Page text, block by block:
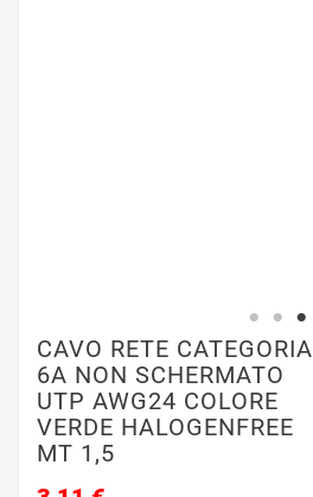
CAVO RETE CATEGORIA
6A NON SCHERMATO
UTP AWG24 COLORE
VERDE HALOGENFREE
MT 1,5